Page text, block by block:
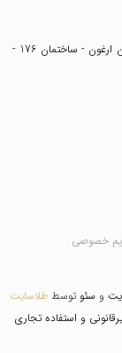
تهران - شهر گلستان - بلوار گلستان - میدان ارغون - ساختمان 176 -
خصوصی
و سئو توسط طلاسایت
و استفاده تجاری